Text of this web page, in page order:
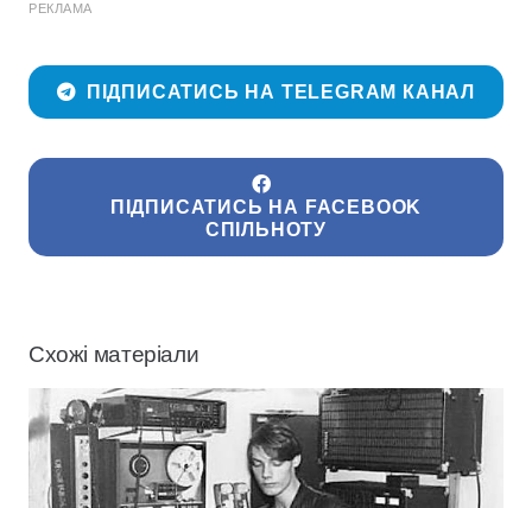
РЕКЛАМА
ПІДПИСАТИСЬ НА TELEGRAM КАНАЛ
ПІДПИСАТИСЬ НА FACEBOOK
СПІЛЬНОТУ
Схожі матеріали